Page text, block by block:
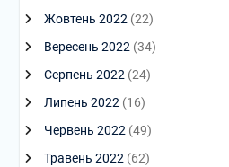
Жовтень 2022(22)
Вересень 2022(34)
Серпень 2022(24)
Липень 2022(16)
Червень 2022(49)
Травень 2022(62)